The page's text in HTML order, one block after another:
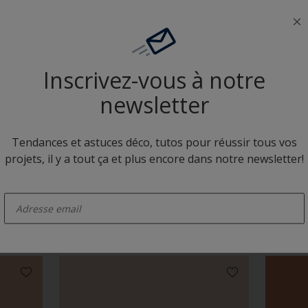
Neutres colorés
D1.06.82
Inscrivez-vous à notre
newsletter
Tendances et astuces déco, tutos pour réussir tous vos
projets, il y a tout ça et plus encore dans notre newsletter!